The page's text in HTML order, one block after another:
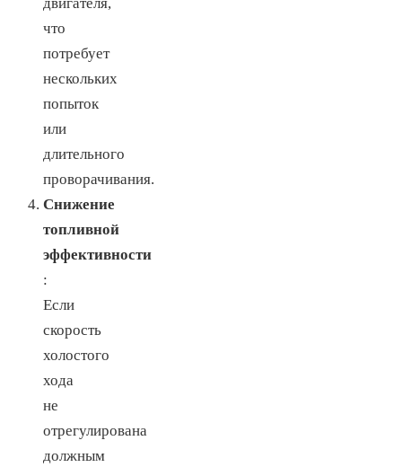
что
потребует
нескольких
попыток
или
длительного
проворачивания.
Снижение
топливной
эффективности
:
Если
скорость
холостого
хода
не
отрегулирована
должным